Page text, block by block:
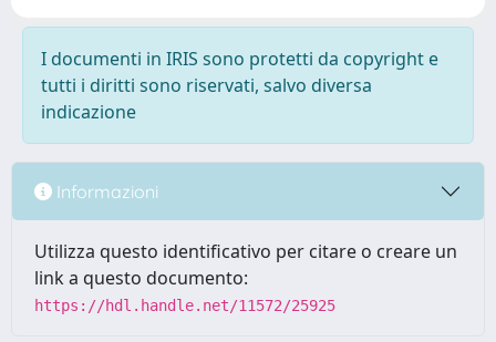
I documenti in IRIS sono protetti da copyright e
tutti i diritti sono riservati, salvo diversa
indicazione
Informazioni
Utilizza questo identificativo per citare o creare un
link a questo documento:
https://hdl.handle.net/11572/25925